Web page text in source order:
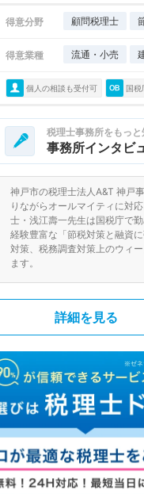
得意分野 顧問税理士
得意業種 流通・小売
個人の相談も受付可 国税
税理士事務所をもっ
事務所インタビ
神戸市の税理士法人A&T 神戸
りながらオールマイティに対
士・浅江壽一先生は国税庁で
経験豊富な「節税対策と融資
対策、税務調査対策上のウィ
ます。
詳細を見る